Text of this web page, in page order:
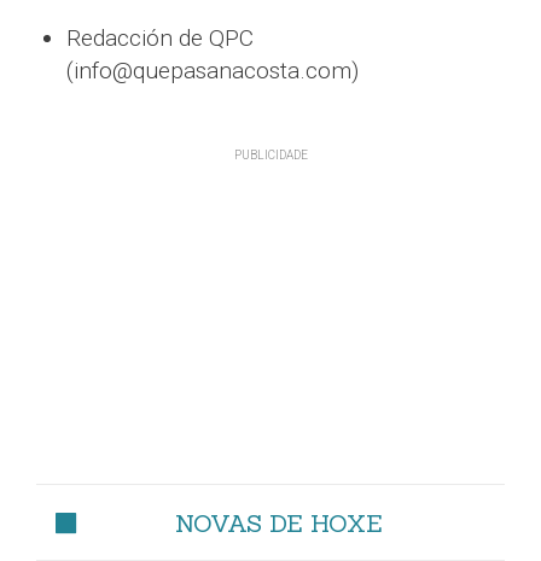
Redacción de QPC
(info@quepasanacosta.com)
NOVAS DE HOXE